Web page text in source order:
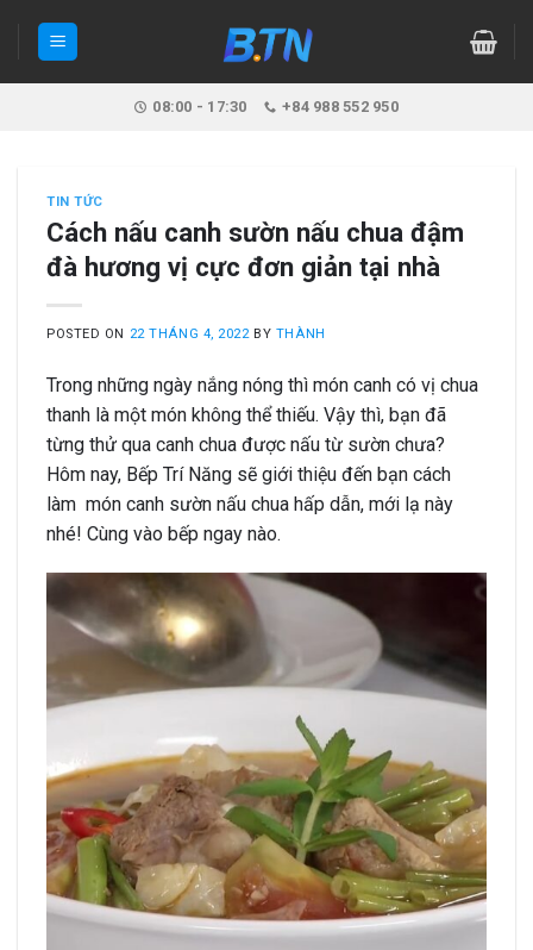
08:00 - 17:30 +84 988 552 950
TIN TỨC
Cách nấu canh sườn nấu chua đậm
đà hương vị cực đơn giản tại nhà
POSTED ON 22 THÁNG 4, 2022 BY THÀNH
Trong những ngày nắng nóng thì món canh có vị chua
thanh là một món không thể thiếu. Vậy thì, bạn đã
từng thử qua canh chua được nấu từ sườn chưa?
Hôm nay, Bếp Trí Năng sẽ giới thiệu đến bạn cách
làm món canh sườn nấu chua hấp dẫn, mới lạ này
nhé! Cùng vào bếp ngay nào.